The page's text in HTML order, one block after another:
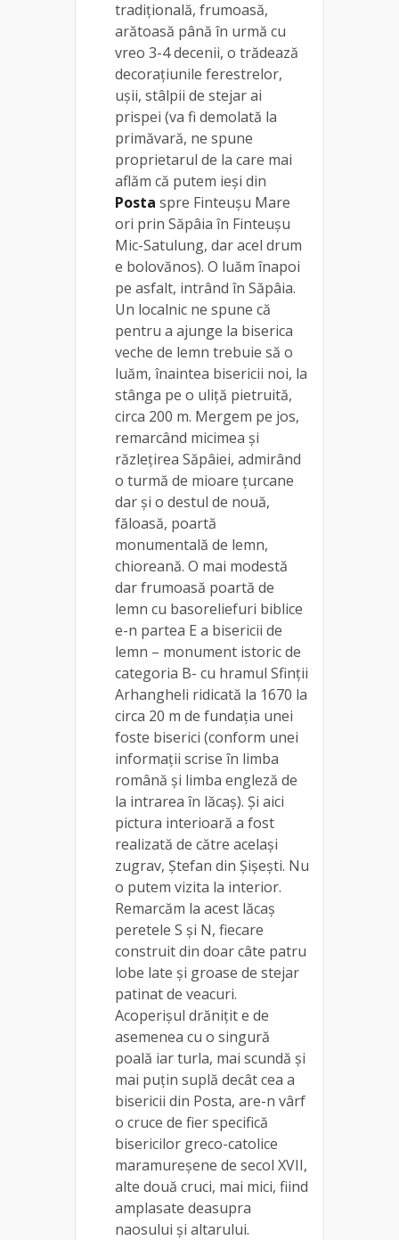
tradițională, frumoasă,
arătoasă până în urmă cu
vreo 3-4 decenii, o trădează
decorațiunile ferestrelor,
ușii, stâlpii de stejar ai
prispei (va fi demolată la
primăvară, ne spune
proprietarul de la care mai
aflăm că putem ieși din
Posta spre Finteușu Mare
ori prin Săpâia în Finteușu
Mic-Satulung, dar acel drum
e bolovănos). O luăm înapoi
pe asfalt, intrând în Săpâia.
Un localnic ne spune că
pentru a ajunge la biserica
veche de lemn trebuie să o
luăm, înaintea bisericii noi, la
stânga pe o uliță pietruită,
circa 200 m. Mergem pe jos,
remarcând micimea și
răzlețirea Săpâiei, admirând
o turmă de mioare țurcane
dar și o destul de nouă,
făloasă, poartă
monumentală de lemn,
chioreană. O mai modestă
dar frumoasă poartă de
lemn cu basoreliefuri biblice
e-n partea E a bisericii de
lemn – monument istoric de
categoria B- cu hramul Sfinții
Arhangheli ridicată la 1670 la
circa 20 m de fundația unei
foste biserici (conform unei
informații scrise în limba
română și limba engleză de
la intrarea în lăcaș). Și aici
pictura interioară a fost
realizată de către același
zugrav, Ștefan din Șișești. Nu
o putem vizita la interior.
Remarcăm la acest lăcaș
peretele S și N, fiecare
construit din doar câte patru
lobe late și groase de stejar
patinat de veacuri.
Acoperișul drănițit e de
asemenea cu o singură
poală iar turla, mai scundă și
mai puțin suplă decât cea a
bisericii din Posta, are-n vârf
o cruce de fier specifică
bisericilor greco-catolice
maramureșene de secol XVII,
alte două cruci, mai mici, fiind
amplasate deasupra
naosului și altarului.